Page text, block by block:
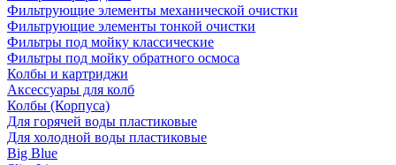
Фильтрующие элементы механической очистки
Фильтрующие элементы тонкой очистки
Фильтры под мойку классические
Фильтры под мойку обратного осмоса
Колбы и картриджи
Аксессуары для колб
Колбы (Корпуса)
Для горячей воды пластиковые
Для холодной воды пластиковые
Big Blue